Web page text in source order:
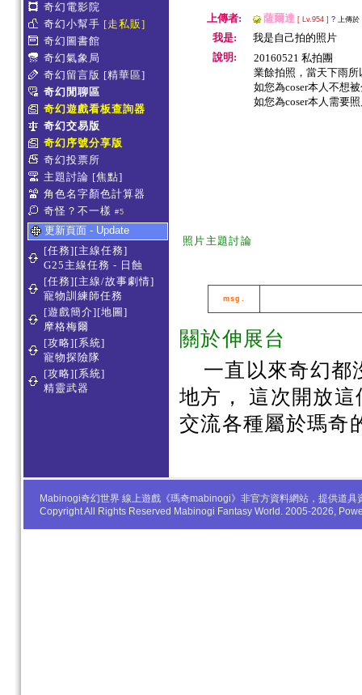
奇幻電影院
奇幻小幫手 [走私販]
奇幻圖書館
奇幻氣象局
奇幻留言版 [精華區]
奇幻閒聊區
奇幻遊戲看板查詢器
奇幻交易版
奇幻序號分享版
奇幻投票所
主題討論 [焦點]
角色名字顏色計算器
奇怪？不一樣 #5
更新頁面 - Update
[任務][主線任務]
G25主線任務 - 日蝕
[任務][主線/故事劇情]
寵物訓練師任務
[遊戲簡介][地圖]
摩格梅爾
[攻略][系統]
寵物探險隊
[攻略][系統]
精靈武器
上傳者: 薩爾達 [ Lv.954 ] ? 上傳於
我是:
我是自己拍的照片
說明:
20160521 私拍團
業餘拍照，當天下雨
如您為coser本人不想
如您為coser本人需要
照片主題討論
msg.
關於伸展台
一直以來奇幻都
地方， 這次開放
交流各種屬於瑪奇
Mabinogi奇幻世界 線上遊戲《瑪奇mabinogi》非官方資料網站，提供道
Copyright All Rights Reserved Mabinogi Fantasy World. 2005-2026,